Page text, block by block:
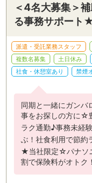
＜4名大募集＞
る事務サポート
派遣・受託業務スタッフ
複数名募集
土日休み
社食・休憩室あり
禁煙
同期と一緒にガン
事をお探しの方に☆
ラク通勤♪事務未経
ぶ！社食利用で節約
★当社限定☆パナソ
割で保険料がオトク！